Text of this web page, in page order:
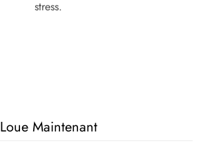
stress.
Loue Maintenant